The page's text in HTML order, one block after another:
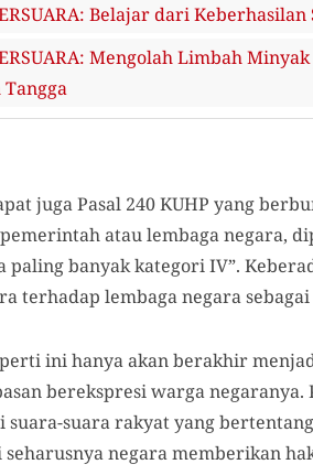
Belajar dari
Mengolah Limbah
juga Pasal 240 KUHP yang
atau lembaga negara,
paling banyak kategori IV”.
terhadap lembaga negara
ini hanya akan berakhir
berekspresi warga
suara rakyat yang
seharusnya negara memberikan